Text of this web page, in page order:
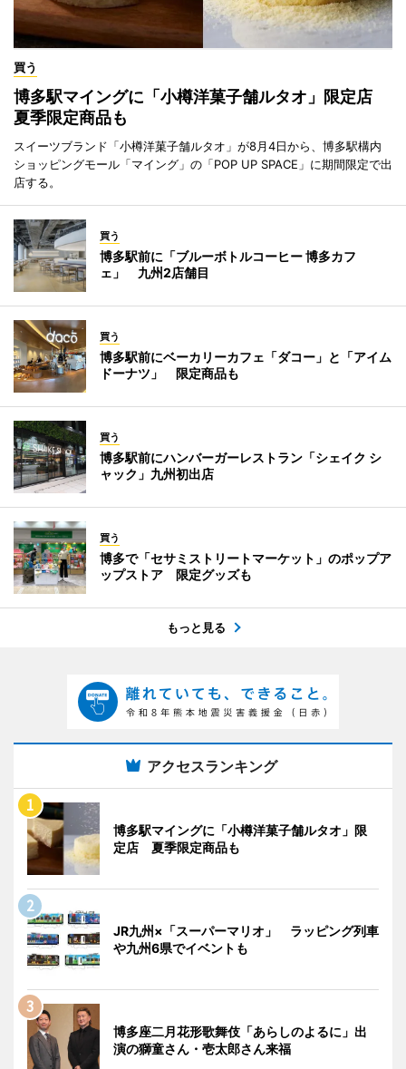
買う
博多駅マイングに「小樽洋菓子舗ルタオ」限定店
夏季限定商品も
スイーツブランド「小樽洋菓子舗ルタオ」が8月4日から、博多駅構内
ショッピングモール「マイング」の「POP UP SPACE」に期間限定で出
店する。
買う
博多駅前に「ブルーボトルコーヒー 博多カフ
ェ」 九州2店舗目
買う
博多駅前にベーカリーカフェ「ダコー」と「アイム
ドーナツ」 限定商品も
買う
博多駅前にハンバーガーレストラン「シェイク シ
ャック」九州初出店
買う
博多で「セサミストリートマーケット」のポップア
ップストア 限定グッズも
もっと見る
アクセスランキング
博多駅マイングに「小樽洋菓子舗ルタオ」限
定店 夏季限定商品も
JR九州×「スーパーマリオ」 ラッピング列車
や九州6県でイベントも
博多座二月花形歌舞伎「あらしのよるに」出
演の獅童さん・壱太郎さん来福